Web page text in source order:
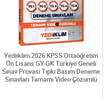
Yediiklim 2026 KPSS Ortaöğretim
Ön Lisans GY-GK Türkiye Geneli
Sınav Provası Tıpkı Basım Deneme
Sınavları Tamamı Video Çözümlü